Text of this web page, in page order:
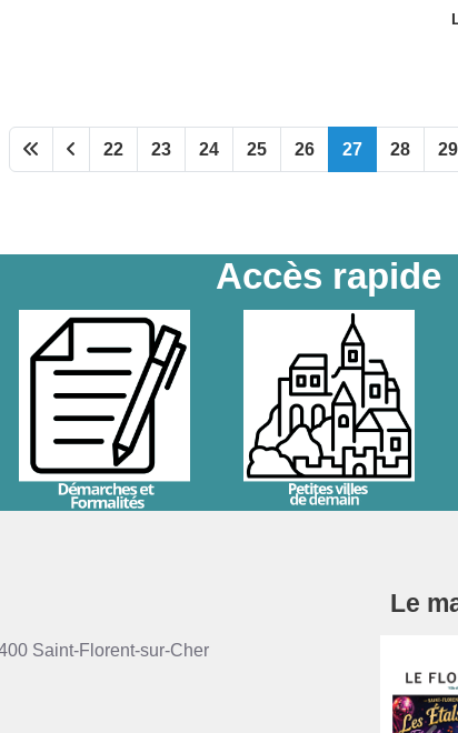
22 23 24 25 26 27 28 29
Accès rapide
Saint-Florent-sur-Cher
Le